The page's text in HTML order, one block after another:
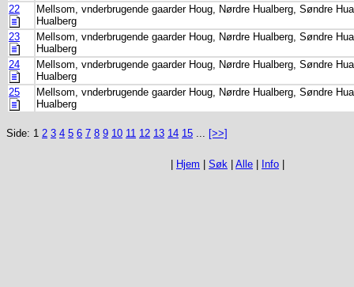
22
Mellsom, vnderbrugende gaarder Houg, Nørdre Hualberg, Søndre
Hualberg
23
Mellsom, vnderbrugende gaarder Houg, Nørdre Hualberg, Søndre
Hualberg
24
Mellsom, vnderbrugende gaarder Houg, Nørdre Hualberg, Søndre
Hualberg
25
Mellsom, vnderbrugende gaarder Houg, Nørdre Hualberg, Søndre
Hualberg
Side: 1 2 3 4 5 6 7 8 9 10 11 12 13 14 15 ... [>>]
Hjem Søk Alle Info